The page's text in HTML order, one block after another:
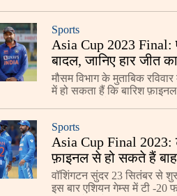
Sports
Asia Cup 2023 Final:
बादल, जानिए हार जीत
मौसम विभाग के मुताबिक
में हो सकता हैं कि बारिश
Sports
Asia Cup Final 2023:
फ़ाइनल से हो सकते हैं
वॉशिंगटन सुंदर 23 सितंबर से
इस बार एशियन गेम्स में टी -20